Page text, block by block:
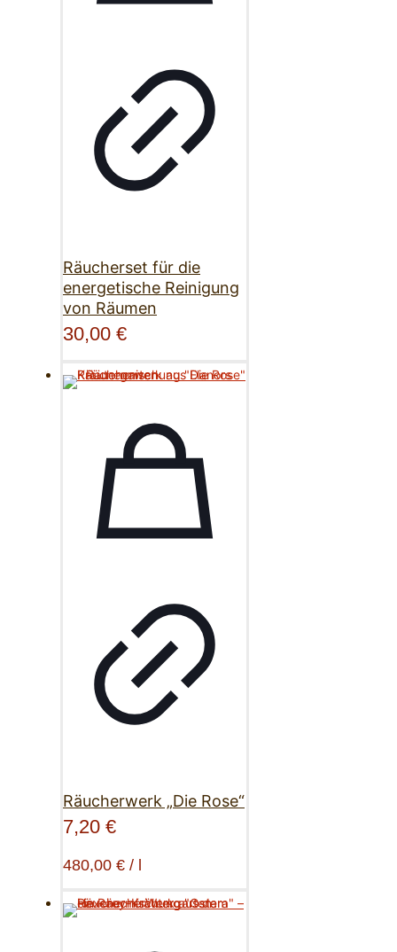
Räucherset für die
energetische Reinigung
von Räumen
30,00 €
Räucherwerk „Die Rose“
7,20 €
480,00 € /